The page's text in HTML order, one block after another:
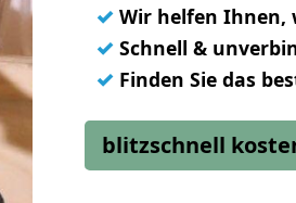
✓ Wir helfen Ihnen,
✓ Schnell &
✓ Finden Sie das
blitzschnell